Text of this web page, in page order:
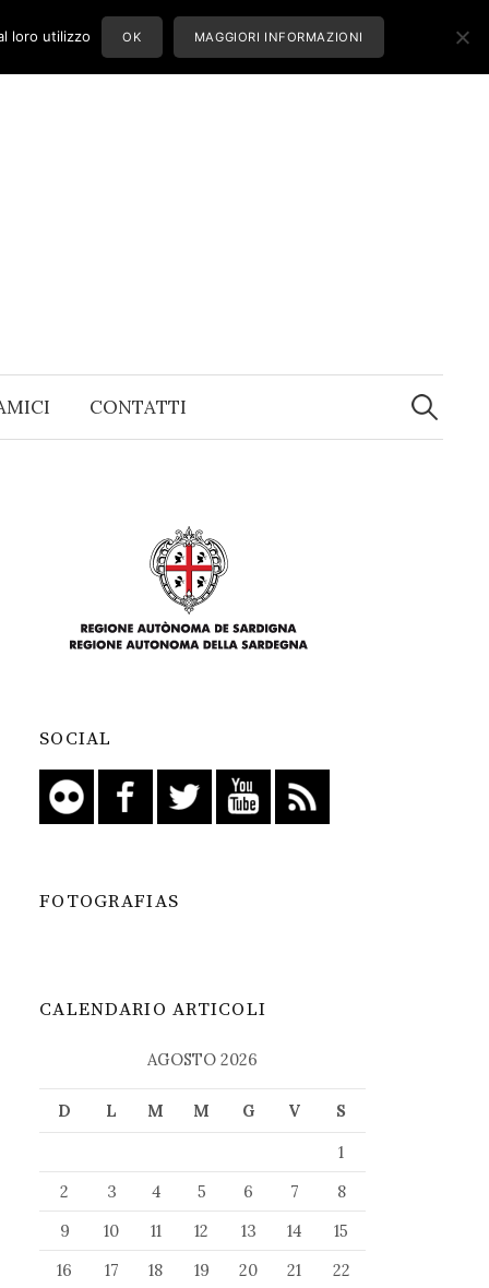
CONTATTI
Ricerca
per:
SOCIAL
FOTOGRAFIAS
CALENDARIO ARTICOLI
AGOSTO 2026
D L M M G V
S
1
2
3 4 5 6 7
8
9
10 11 12 13 14
15
16
17 18 19 20 21
22
loro utilizzo OK MAGGIORI INFORMAZIONI